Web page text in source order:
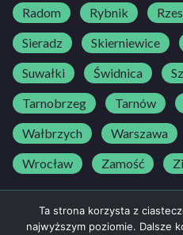
Radom
Rybnik
Sieradz
Skierniewice
Suwałki
Świdnica
Tarnobrzeg
Tarnów
Wałbrzych
Warszawa
Wrocław
Zamość
Ta strona korzysta z
najwyższym poziomie. Dalsze